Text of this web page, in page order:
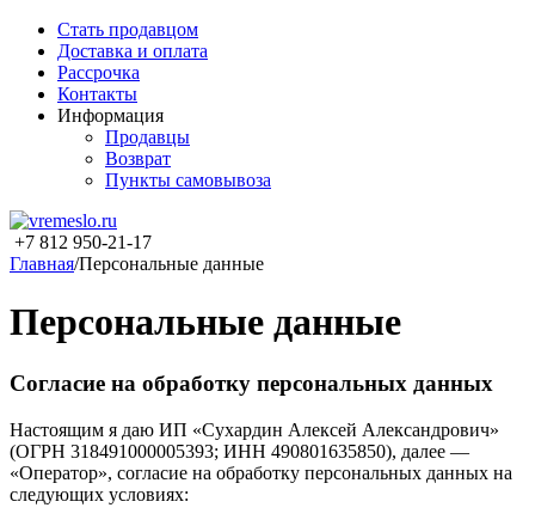
Стать продавцом
Доставка и оплата
Рассрочка
Контакты
Информация
Продавцы
Возврат
Пункты самовывоза
+7 812 950-21-17
Главная/Персональные данные
Персональные данные
Согласие на обработку персональных данных
Настоящим я даю ИП «Сухардин Алексей Александрович»
(ОГРН 318491000005393; ИНН 490801635850), далее —
«Оператор», согласие на обработку персональных данных на
следующих условиях: